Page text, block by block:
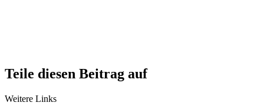
Teile diesen Beitrag auf
Weitere Links